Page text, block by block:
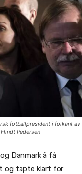
fotballpresident i forkant av
Pedersen
Danmark å få
og tapte klart for